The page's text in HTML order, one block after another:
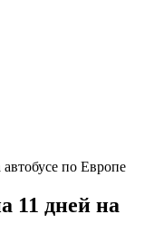
11 дней на